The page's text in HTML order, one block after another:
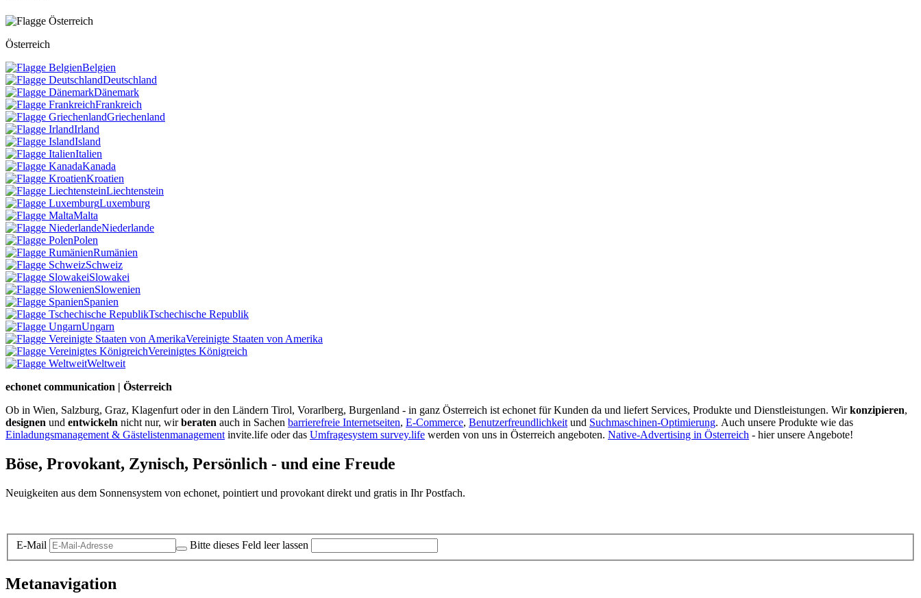
Österreich
Belgien
Deutschland
Dänemark
Frankreich
Griechenland
Irland
Island
Italien
Kanada
Kroatien
Liechtenstein
Luxemburg
Malta
Niederlande
Polen
Rumänien
Schweiz
Slowakei
Slowenien
Spanien
Tschechische Republik
Ungarn
Vereinigte Staaten von Amerika
Vereinigtes Königreich
Weltweit
echonet communication | Österreich
Ob in Wien, Salzburg, Graz, Klagenfurt oder in den Ländern Tirol, Vorarlberg, Burgenland - in ganz Österreich ist echonet für Kunden da und liefert Services, Produkte und Dienstleistungen. Wirkonzipieren,
designen und entwickeln nicht nur, wirberaten auch in Sachen barrierefreie Internetseiten, E-Commerce, Benutzerfreundlichkeit und Suchmaschinen-Optimierung. Auch unsere Produkte wie das
Einladungsmanagement & Gästelistenmanagement invite.life oder das Umfragesystem survey.life werden von uns in Österreich angeboten. Native-Advertising in Österreich - hier unsere Angebote!
Böse, Provokant, Zynisch, Persönlich - und eine Freude
Neuigkeiten aus dem Sonnensystem von echonet, pointiert und provokant direkt und gratis in Ihr Postfach.
E-Mail Bitte dieses Feld leer lassen
Metanavigation